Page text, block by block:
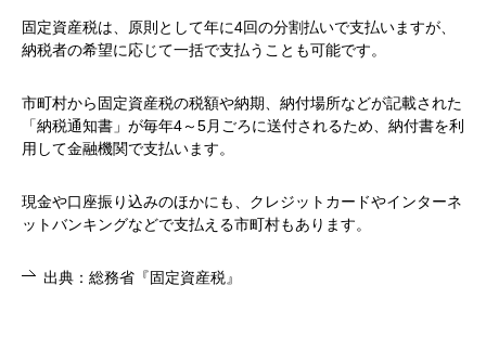
固定資産税は、原則として年に4回の分割払いで支払いますが、
納税者の希望に応じて一括で支払うことも可能です。
市町村から固定資産税の税額や納期、納付場所などが記載された
「納税通知書」が毎年4～5月ごろに送付されるため、納付書を利
用して金融機関で支払います。
現金や口座振り込みのほかにも、クレジットカードやインターネ
ットバンキングなどで支払える市町村もあります。
出典：総務省『固定資産税』